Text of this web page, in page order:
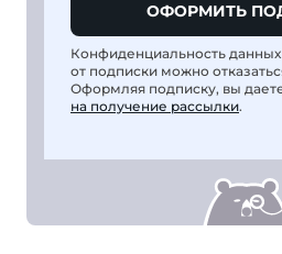
ОФОРМИТЬ
Конфиденциальность данных
от подписки можно
Оформляя подписку, вы
на получение рассылки.